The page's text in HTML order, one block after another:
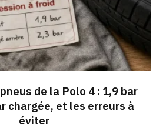
de la Polo 4 : 1,9 bar
chargée, et les erreurs à
éviter